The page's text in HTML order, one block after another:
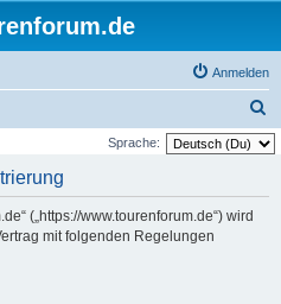
Anmelden
u
Sprache:
(„https://www.tourenforum.de“) wird
mit folgenden Regelungen